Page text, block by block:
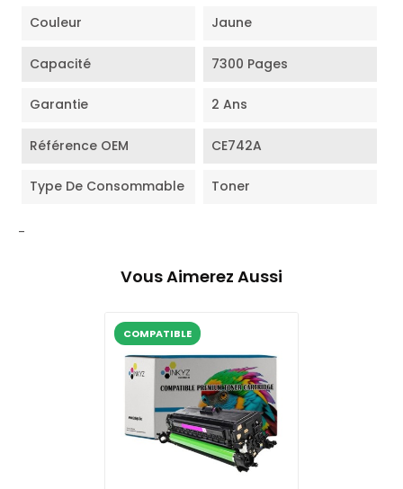
Couleur Jaune
Capacité 7300 Pages
Garantie 2 Ans
Référence OEM CE742A
Type De Consommable Toner
-
Vous Aimerez Aussi
COMPATIBLE